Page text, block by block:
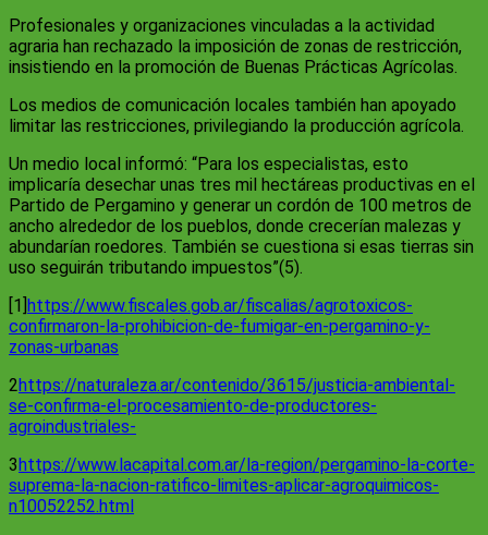
Profesionales y organizaciones vinculadas a la actividad
agraria han rechazado la imposición de zonas de restricción,
insistiendo en la promoción de Buenas Prácticas Agrícolas.
Los medios de comunicación locales también han apoyado
limitar las restricciones, privilegiando la producción agrícola.
Un medio local informó: “Para los especialistas, esto
implicaría desechar unas tres mil hectáreas productivas en el
Partido de Pergamino y generar un cordón de 100 metros de
ancho alrededor de los pueblos, donde crecerían malezas y
abundarían roedores. También se cuestiona si esas tierras sin
uso seguirán tributando impuestos”(5).
[1] https://www.fiscales.gob.ar/fiscalias/agrotoxicos-
confirmaron-la-prohibicion-de-fumigar-en-pergamino-y-
zonas-urbanas
2https://naturaleza.ar/contenido/3615/justicia-ambiental-
se-confirma-el-procesamiento-de-productores-
agroindustriales-
3 https://www.lacapital.com.ar/la-region/pergamino-la-corte-
suprema-la-nacion-ratifico-limites-aplicar-agroquimicos-
n10052252.html